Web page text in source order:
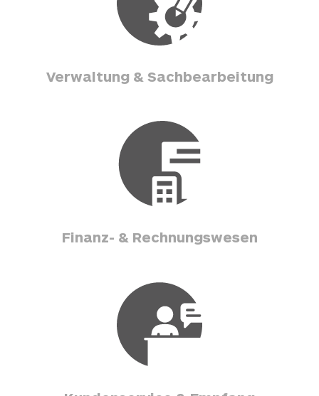
Verwaltung & Sachbearbeitung
Finanz- & Rechnungswesen